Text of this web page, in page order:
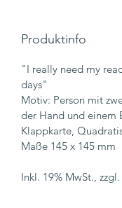
Produktinfo
"I really need my
days"
Motiv: Person mit
der Hand und einem
Klappkarte,
Maße 145 x 145 mm
Inkl. 19% MwSt.,